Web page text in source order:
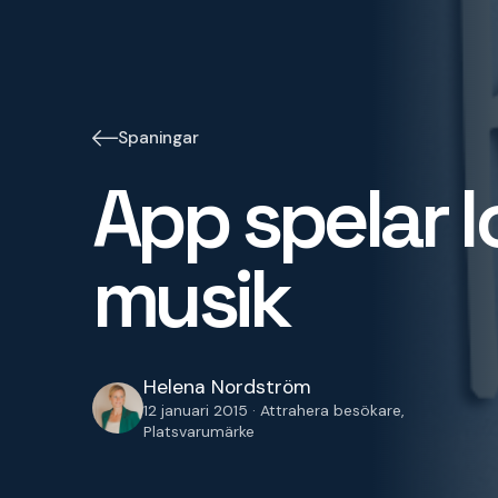
Spaningar
App spelar
musik
Helena Nordström
12 januari 2015 · Attrahera besökare,
Platsvarumärke